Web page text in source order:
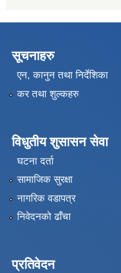
सूचनाहरु
एन, कानुन तथा निर्देशिका
कर तथा शुल्कहरु
विधुतीय शुसासन सेवा
घटना दर्ता
सामाजिक सुरक्षा
नागरिक वडापत्र
निवेदनको ढाँचा
प्रतिवेदन